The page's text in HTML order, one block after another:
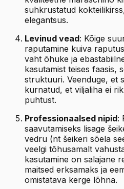
suhkrustatud
elegantsus.
Levinud vead: Kõige
raputamine kuiva
vaht õhuke ja
kasutamist teises faasis,
struktuuri. Veenduge, et
kurnatud, et viljaliha ei
puhtust.
Professionaalsed nipid:
saavutamiseks lisage
vedru (nt šeikeri sõela
veelgi tõhusamalt
kasutamine on salajane
maitsed erksamaks ja
omistatava kerge lõhna.